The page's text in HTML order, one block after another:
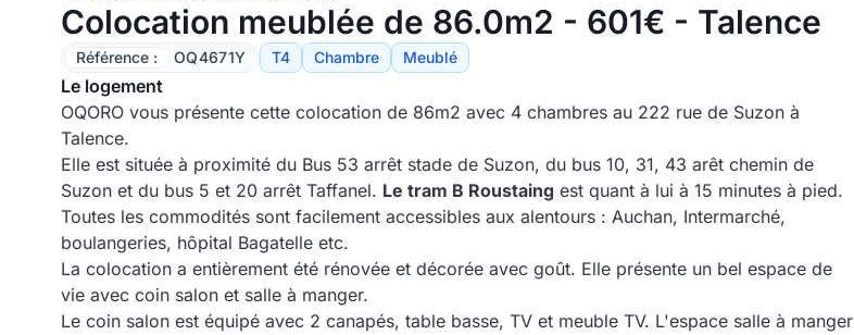
Colocation meublée de 86.0m2 - 601€ - Talence
Référence : OQ4671Y T4 Chambre Meublé
Le logement
OQORO vous présente cette colocation de 86m2 avec 4 chambres au 222 rue de Suzon à
Talence.
Elle est située à proximité du Bus 53 arrêt stade de Suzon, du bus 10, 31, 43 arêt chemin de
Suzon et du bus 5 et 20 arrêt Taffanel. Le tram B Roustaing est quant à lui à 15 minutes à pied.
Toutes les commodités sont facilement accessibles aux alentours : Auchan, Intermarché,
boulangeries, hôpital Bagatelle etc.
La colocation a entièrement été rénovée et décorée avec goût. Elle présente un bel espace de
vie avec coin salon et salle à manger.
Le coin salon est équipé avec 2 canapés, table basse, TV et meuble TV. L'espace salle à manger